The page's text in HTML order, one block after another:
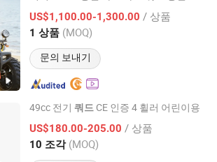
US$1,100.00-1,300.00 / 상품
1 상품 (MOQ)
문의 보내기
이후 2025
49cc 전기 쿼드 CE 인증 4 휠러 어린이용
US$180.00-205.00 / 상품
10 조각 (MOQ)
Import and Export Trading Co., Ltd.
이후 2026